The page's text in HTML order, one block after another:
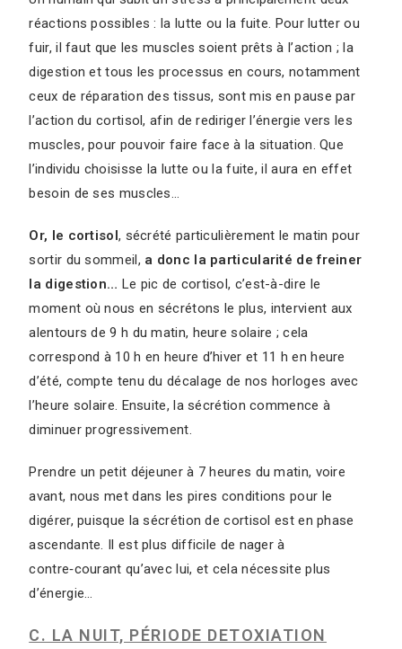
réactions possibles : la lutte ou la fuite. Pour lutter ou
fuir, il faut que les muscles soient prêts à l’action ; la
digestion et tous les processus en cours, notamment
ceux de réparation des tissus, sont mis en pause par
l’action du cortisol, afin de rediriger l’énergie vers les
muscles, pour pouvoir faire face à la situation. Que
l’individu choisisse la lutte ou la fuite, il aura en effet
besoin de ses muscles…
Or, le cortisol , sécrété particulièrement le matin pour
sortir du sommeil, a donc la particularité de freiner
la digestion… Le pic de cortisol, c’est-à-dire le
moment où nous en sécrétons le plus, intervient aux
alentours de 9 h du matin, heure solaire ; cela
correspond à 10 h en heure d’hiver et 11 h en heure
d’été, compte tenu du décalage de nos horloges avec
l’heure solaire. Ensuite, la sécrétion commence à
diminuer progressivement.
Prendre un petit déjeuner à 7 heures du matin, voire
avant, nous met dans les pires conditions pour le
digérer, puisque la sécrétion de cortisol est en phase
ascendante. Il est plus difficile de nager à
contre‑courant qu’avec lui, et cela nécessite plus
d’énergie…
C. LA NUIT, PÉRIODE DETOXIATION